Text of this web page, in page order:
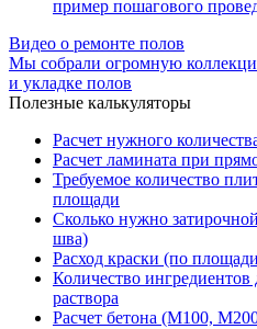
пример пошагового
Видео о ремонте полов
Мы собрали огромную
и укладке полов
Полезные калькуляторы
Расчет нужного
Расчет ламината при
Требуемое количество
площади
Сколько нужно
шва)
Расход краски (по
Количество ингредиентов
раствора
Расчет бетона (М100,